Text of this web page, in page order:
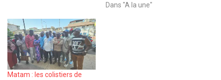
Dans "A la une"
Matam : les colistiers de